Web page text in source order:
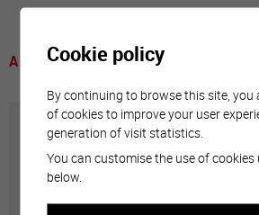
A voir
Annuaire communal
Cookie policy
By continuing to browse this site, you
of cookies to improve your user
generation of visit statistics.
You can customise the use of
below.